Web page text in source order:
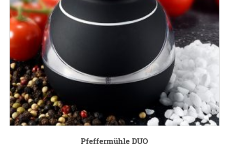
Pfeffermühle DUO